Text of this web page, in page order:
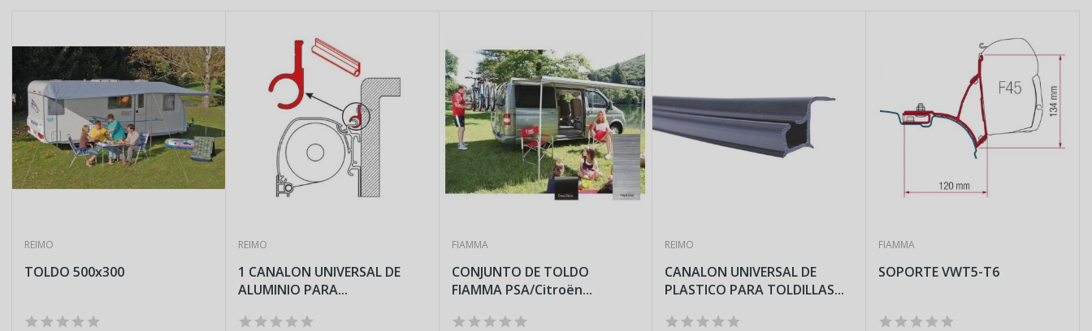
REIMO
TOLDO 500x300
REIMO
1 CANALON UNIVERSAL DE
ALUMINIO PARA...
FIAMMA
CONJUNTO DE TOLDO
FIAMMA PSA/Citroën...
REIMO
CANALON UNIVERSAL DE
PLASTICO PARA TOLDILLAS...
FIAMMA
SOPORTE VWT5-T6